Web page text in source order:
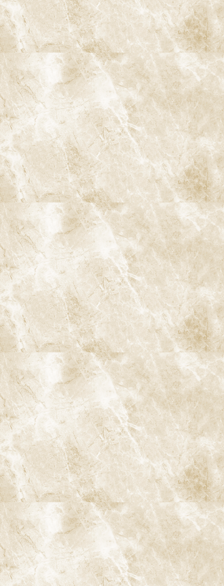
〒166-0004 東京都杉並区阿佐谷南3-37-14 第二北原ビル3階
JR中央線(快速)「阿佐ケ谷駅」徒歩0分 / JR中央/総武線「阿佐ケ
谷駅」徒歩0分 / 東京メトロ丸ノ内線「南阿佐ケ谷駅」徒歩8分
TEL： 03-6915-1315
診療時間 月 火 水 木 金 土
日
9:00-13:00
▲ ● ● ● ●
★
14:00-18:00
● ▲ ● ● ● ● ★
★…ご予約状況により診療を行わせて頂きます。
※休診日：火曜（9月より月2回）・日曜・祝日
▲…2025年9月より第2火曜日、第4火曜日は診療日となりま
す。